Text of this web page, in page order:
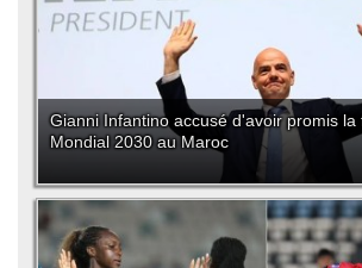
Gianni Infantino accusé d'avoir promis la
Mondial 2030 au Maroc